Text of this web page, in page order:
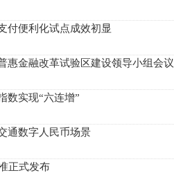
付便利化试点成效初显
惠金融改革试验区建设领导小组会议
数实现“六连增”
通数字人民币场景
正式发布